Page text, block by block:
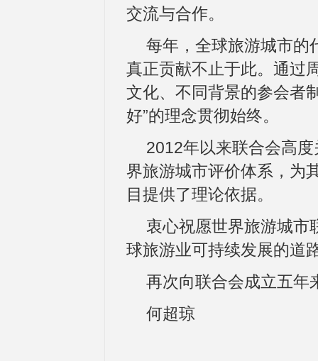
交流与合作。
每年，全球旅游城市的
真正贡献不止于此。通过
文化、不同背景的参会者
好”的理念贯彻始终。
2012年以来联合会高
界旅游城市评价体系，为
目提供了理论依据。
衷心祝愿世界旅游城市
球旅游业可持续发展的道
再次向联合会成立五年
何超琼